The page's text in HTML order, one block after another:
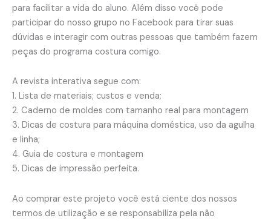
para facilitar a vida do aluno. Além disso você pode
participar do nosso grupo no Facebook para tirar suas
dúvidas e interagir com outras pessoas que também fazem
peças do programa costura comigo.
A revista interativa segue com:
1. Lista de materiais; custos e venda;
2. Caderno de moldes com tamanho real para montagem
3. Dicas de costura para máquina doméstica, uso da agulha
e linha;
4. Guia de costura e montagem
5. Dicas de impressão perfeita.
Ao comprar este projeto você está ciente dos nossos
termos de utilização e se responsabiliza pela não